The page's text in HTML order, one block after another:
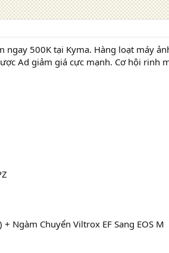
ngay 500K tại Kyma. Hàng loạt máy
Ad giảm giá cực mạnh. Cơ hội rinh
Ngàm Chuyển Viltrox EF Sang EOS M